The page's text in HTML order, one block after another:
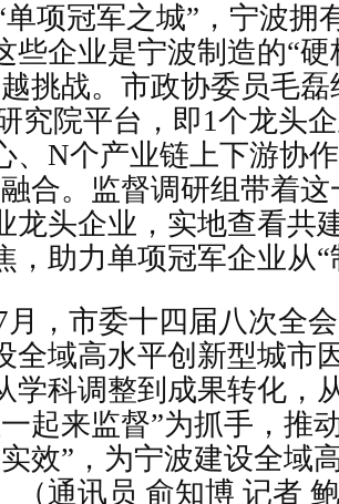
单项冠军之城”，宁波拥
些企业是宁波制造的“
挑战。市政协委员毛
究院平台，即1个龙头
、N个产业链上下游协
合。监督调研组带着
龙头企业，实地查看共
，助力单项冠军企业从
月，市委十四届八次全
全域高水平创新型城市
学科调整到成果转化，
起来监督”为抓手，推
效”，为宁波建设全域
（通讯员 俞知博 记者